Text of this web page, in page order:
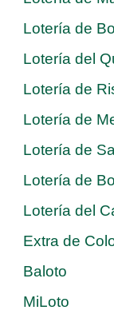
Lotería de
Lotería del
Lotería de
Lotería de
Lotería de
Lotería de
Lotería del
Extra de
Baloto
MiLoto